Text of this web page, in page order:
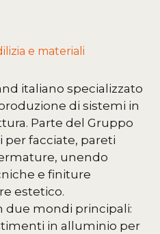
e materiali
italiano specializzato
di sistemi in
Parte del Gruppo
per facciate, pareti
unendo
e finiture
estetico.
due mondi principali:
in alluminio per